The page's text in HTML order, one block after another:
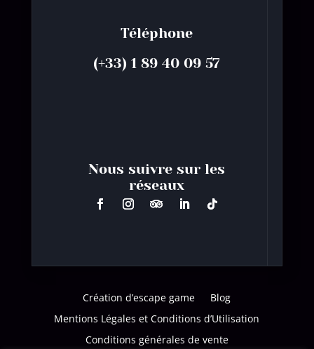
Téléphone
(+33) 1 89 40 09 57
Nous suivre sur les
réseaux
Création d’escape game
Blog
Mentions Légales et Conditions d’Utilisation
Conditions générales de vente